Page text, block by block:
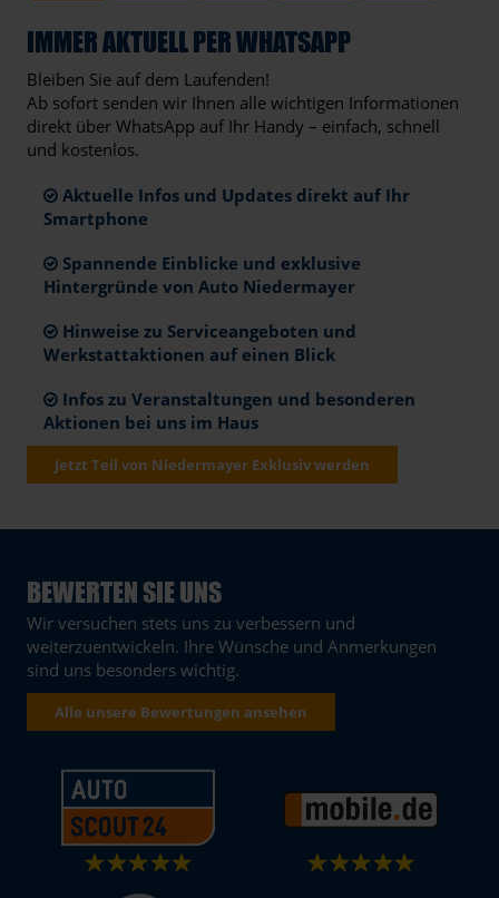
IMMER AKTUELL PER WHATSAPP
Bleiben Sie auf dem Laufenden!
Ab sofort senden wir Ihnen alle wichtigen Informationen
direkt über WhatsApp auf Ihr Handy – einfach, schnell
und kostenlos.
Aktuelle Infos und Updates direkt auf Ihr
Smartphone
Spannende Einblicke und exklusive
Hintergründe von Auto Niedermayer
Hinweise zu Serviceangeboten und
Werkstattaktionen auf einen Blick
Infos zu Veranstaltungen und besonderen
Aktionen bei uns im Haus
Jetzt Teil von Niedermayer Exklusiv werden
BEWERTEN SIE UNS
Wir versuchen stets uns zu verbessern und
weiterzuentwickeln. Ihre Wünsche und Anmerkungen
sind uns besonders wichtig.
Alle unsere Bewertungen ansehen